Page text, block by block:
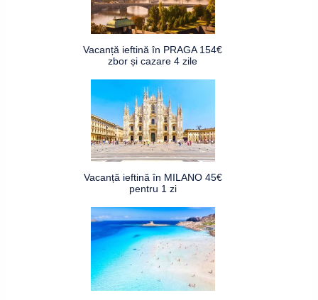
Vacanță ieftină în PRAGA 154€
zbor și cazare 4 zile
Vacanță ieftină în MILANO 45€
pentru 1 zi